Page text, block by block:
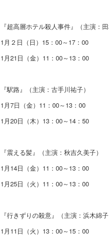
『超高層ホテル殺人事件』（主演：田
1月２日（日）15：00～17：00
1月21日（金）11：00～13：00
『駅路』（主演：古手川祐子）
1月7日（金）11：00～13：00
1月20日（木）13：00～14：50
『震える髪』（主演：秋吉久美子）
1月14日（金）11：00～13：00
1月25日（火）11：00～13：00
『行きずりの殺意』（主演：浜木綿子
1月11日（火）13：00～15：00